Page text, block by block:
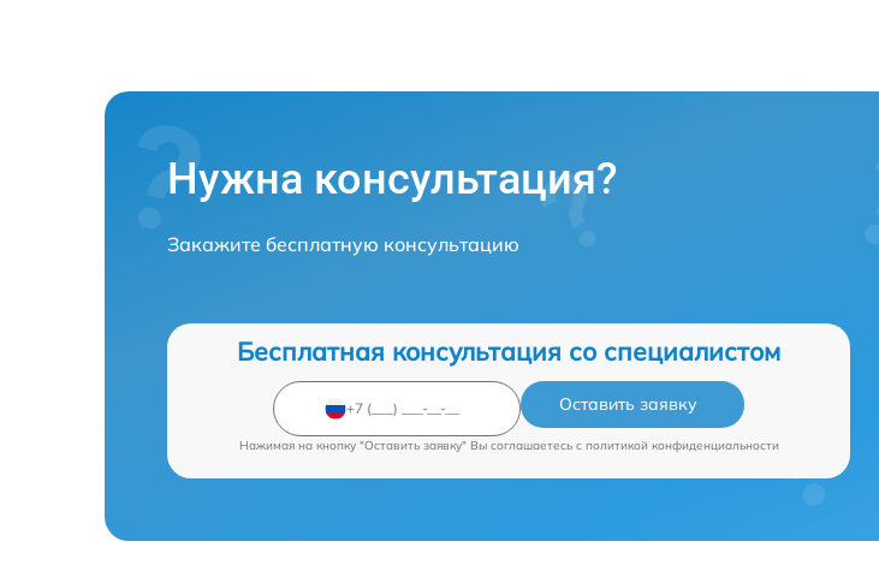
Нужна консультация?
Закажите бесплатную консультацию
Бесплатная консультация со специалистом
Оставить заявку
Нажимая на кнопку "Оставить заявку" Вы соглашаетесь c политикой конфиденциальности